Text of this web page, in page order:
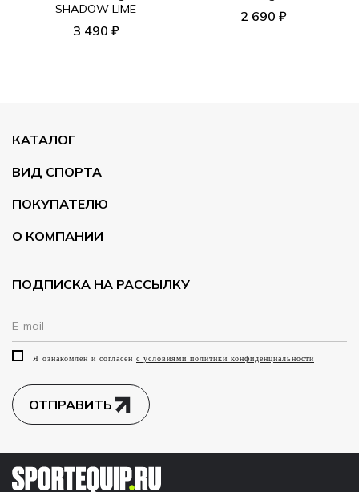
SHADOW LIME
3 490 ₽
2 690 ₽
КАТАЛОГ
ВИД СПОРТА
ПОКУПАТЕЛЮ
О КОМПАНИИ
ПОДПИСКА НА РАССЫЛКУ
Я ознакомлен и согласен с условиями политики конфиденциальности
ОТПРАВИТЬ